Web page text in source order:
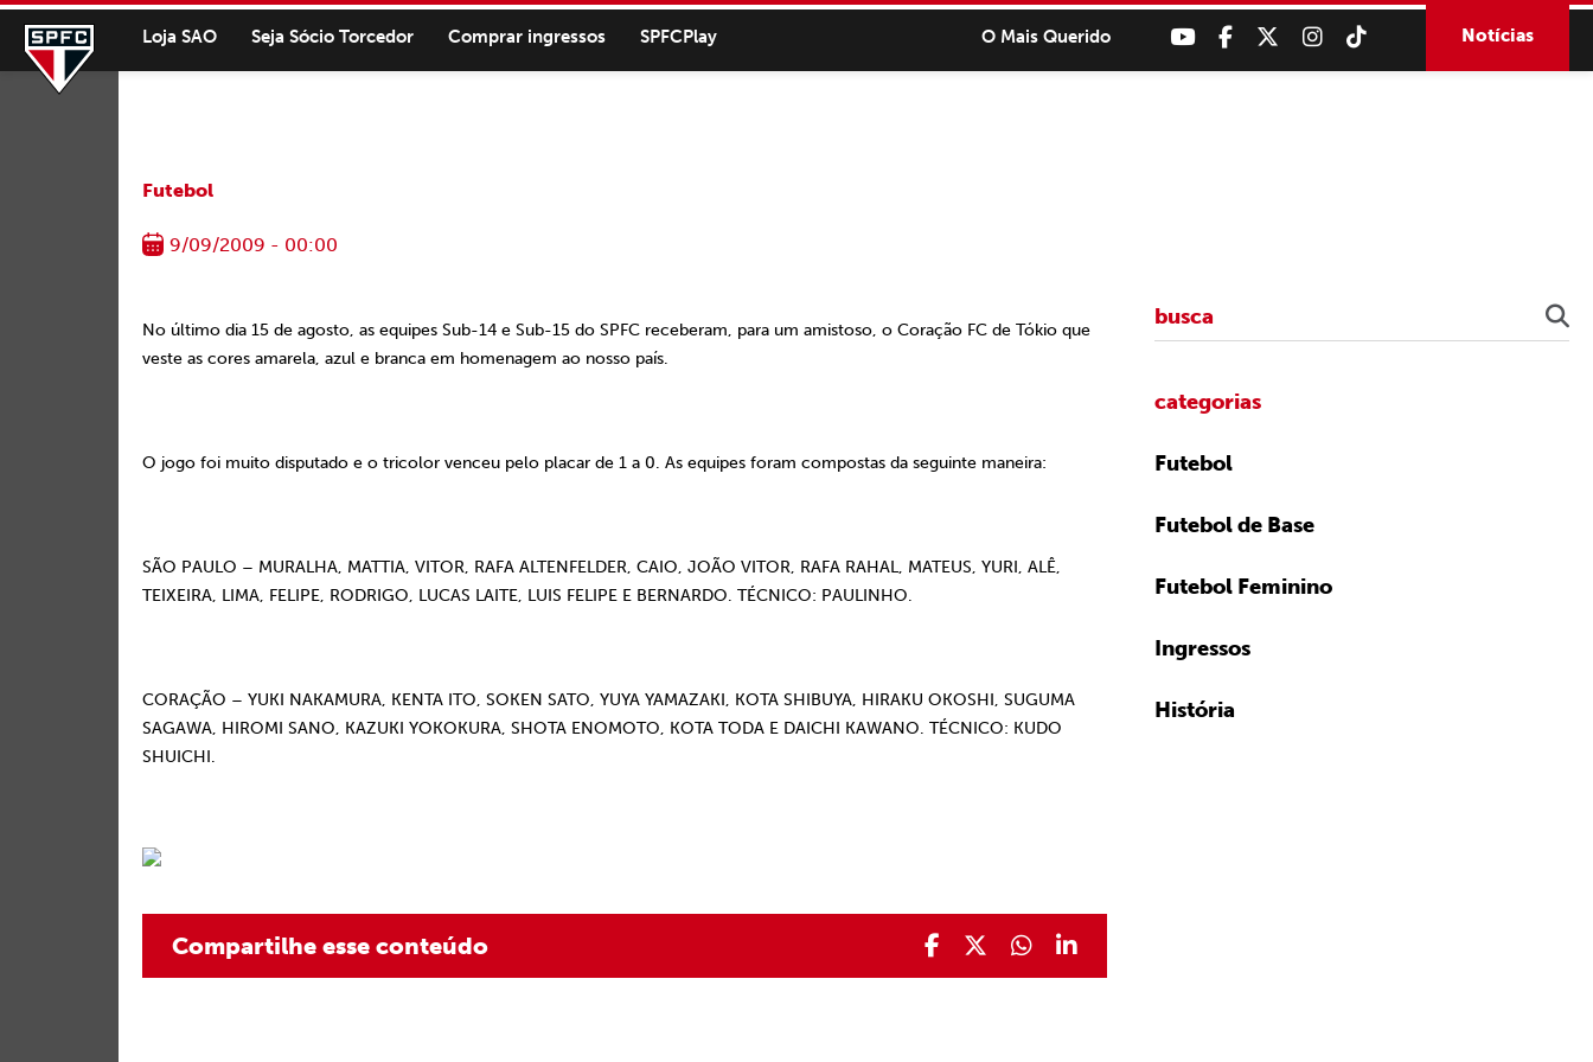
Loja SAO Seja Sócio Torcedor Comprar ingressos SPFCPlay O Mais Querido Notícias
Futebol
9/09/2009 - 00:00
No último dia 15 de agosto, as equipes Sub-14 e Sub-15 do SPFC receberam, para um amistoso, o Coração FC de Tókio que
veste as cores amarela, azul e branca em homenagem ao nosso país.
O jogo foi muito disputado e o tricolor venceu pelo placar de 1 a 0. As equipes foram compostas da seguinte maneira:
SÃO PAULO – MURALHA, MATTIA, VITOR, RAFA ALTENFELDER, CAIO, JOÃO VITOR, RAFA RAHAL, MATEUS, YURI, ALÊ,
TEIXEIRA, LIMA, FELIPE, RODRIGO, LUCAS LAITE, LUIS FELIPE E BERNARDO. TÉCNICO: PAULINHO.
CORAÇÃO – YUKI NAKAMURA, KENTA ITO, SOKEN SATO, YUYA YAMAZAKI, KOTA SHIBUYA, HIRAKU OKOSHI, SUGUMA
SAGAWA, HIROMI SANO, KAZUKI YOKOKURA, SHOTA ENOMOTO, KOTA TODA E DAICHI KAWANO. TÉCNICO: KUDO
SHUICHI.
Compartilhe esse conteúdo
categorias
Futebol
Futebol de Base
Futebol Feminino
Ingressos
História